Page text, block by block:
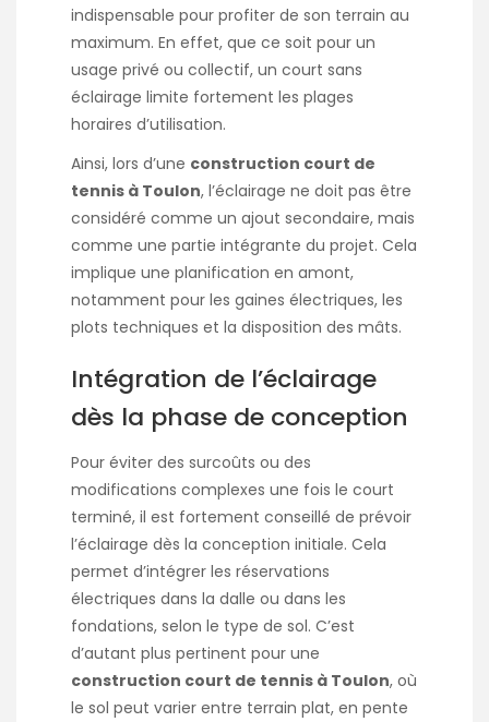
indispensable pour profiter de son terrain au
maximum. En effet, que ce soit pour un
usage privé ou collectif, un court sans
éclairage limite fortement les plages
horaires d’utilisation.
Ainsi, lors d’une construction court de
tennis à Toulon, l’éclairage ne doit pas être
considéré comme un ajout secondaire, mais
comme une partie intégrante du projet. Cela
implique une planification en amont,
notamment pour les gaines électriques, les
plots techniques et la disposition des mâts.
Intégration de l’éclairage
dès la phase de conception
Pour éviter des surcoûts ou des
modifications complexes une fois le court
terminé, il est fortement conseillé de prévoir
l’éclairage dès la conception initiale. Cela
permet d’intégrer les réservations
électriques dans la dalle ou dans les
fondations, selon le type de sol. C’est
d’autant plus pertinent pour une
construction court de tennis à Toulon, où
le sol peut varier entre terrain plat, en pente